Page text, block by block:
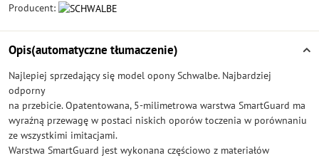
Producent:
Opis(automatyczne tłumaczenie)
Najlepiej sprzedający się model opony Schwalbe. Najbardziej
odporny
na przebicie. Opatentowana, 5-milimetrowa warstwa SmartGuard ma
wyraźną przewagę w postaci niskich oporów toczenia w porównaniu
ze wszystkimi imitacjami.
Warstwa SmartGuard jest wykonana częściowo z materiałów